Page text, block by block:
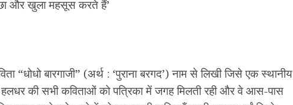
और खुला महसूस करते हैं’
“धोधो बारगाजी” (अर्थ : ‘पुराना बरगद’) नाम से लिखी जिसे एक स्थानीय
की सभी कविताओं को पत्रिका में जगह मिलती रही और वे आस-पास